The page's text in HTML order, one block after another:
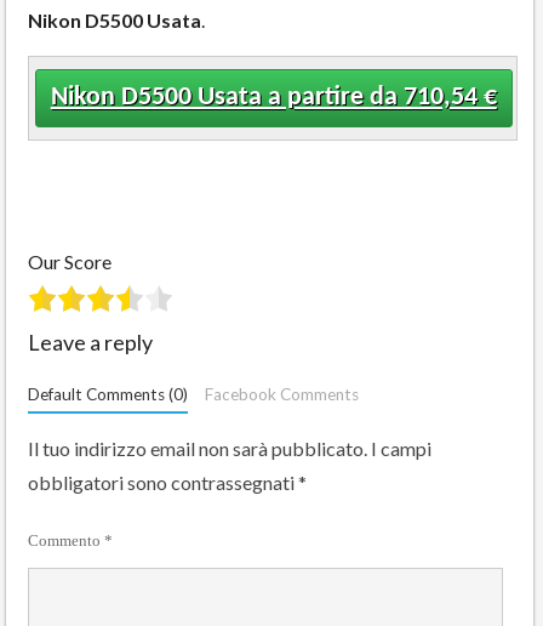
Nikon D5500 Usata.
Nikon D5500 Usata a partire da 710,54 €
Our Score
Leave a reply
Default Comments (0) Facebook Comments
Il tuo indirizzo email non sarà pubblicato. I campi
obbligatori sono contrassegnati*
Commento *